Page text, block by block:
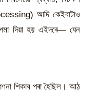
আদি কেইবাটাও
দিয়া হয় এইদৰে— যেন
শিকাব পৰা হৈছিল। আঠ